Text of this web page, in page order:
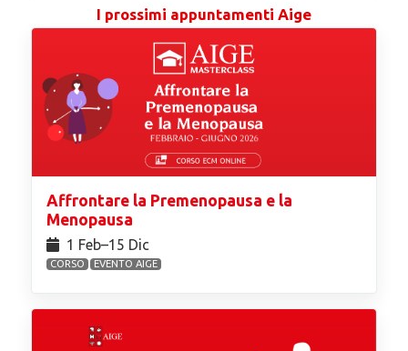
I prossimi appuntamenti Aige
Affrontare la Premenopausa e la
Menopausa
1 Feb⁠–15 Dic
CORSO EVENTO AIGE